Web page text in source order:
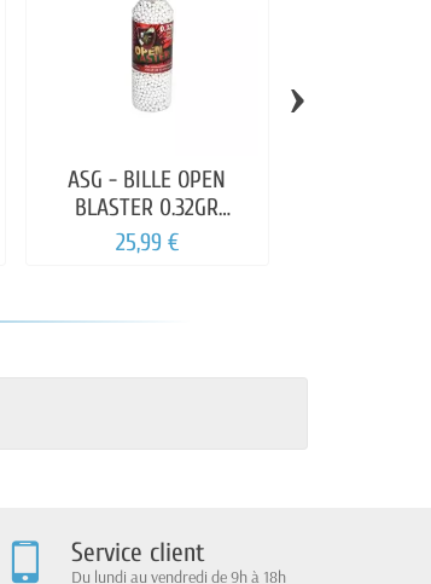
ASG - BILLE OPEN
BLASTER 0.32GR
BOUTEILLE 3300 BILLES
AIRSO
25,99 €
›
Service client
Du lundi au vendredi de 9h à 18h